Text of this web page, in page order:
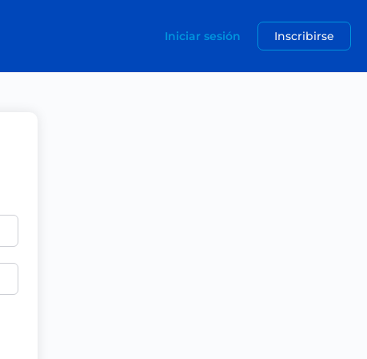
Iniciar sesión Inscribirse